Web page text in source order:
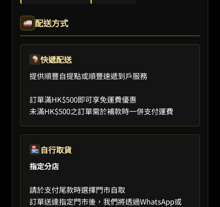
配送方式
快遞配送
提供順豐自提點或順豐速遞到戶服務
訂單滿HK$500即可享免運費優惠
未滿HK$500之訂單需於補款時一併支付運費
自行取貨
指定分店
請於支付尾款時選擇門市自取
訂單送達指定門市後，我們將透過WhatsApp或